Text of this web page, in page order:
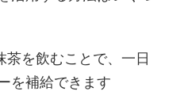
茶を飲むことで、一日
を補給できます